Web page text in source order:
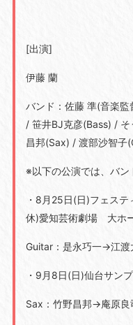
[出演]
伊藤 蘭
バンド：佐藤 準(音楽監
/ 笹井BJ克彦(Bass) / そ
昌邦(Sax) / 渡部沙智子
※以下の公演では、バン
・ 8 月 25日(日)フェステ
休)愛知芸術劇場 大ホ
Guitar：是永巧一→江渡
・ 9 月8日(日)仙台サン
Sax：竹野昌邦→庵原良